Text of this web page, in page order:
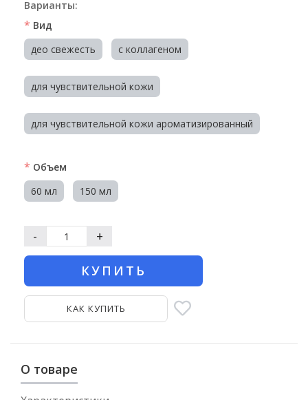
Варианты:
* Вид
део свежесть
с коллагеном
для чувствительной кожи
для чувствительной кожи ароматизированный
* Объем
60 мл
150 мл
- +
КУПИТЬ
КАК КУПИТЬ
О товаре